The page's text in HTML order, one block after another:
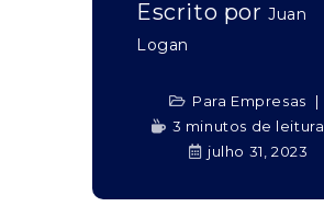
Escrito porJuan
Logan
Para Empresas
3 minutos de leitura
julho 31, 2023